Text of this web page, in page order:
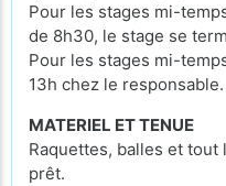
Pour les stages mi-
de 8h30, le stage se
Pour les stages mi-
13h chez le responsable.
MATERIEL ET TENUE
Raquettes, balles et
prêt.